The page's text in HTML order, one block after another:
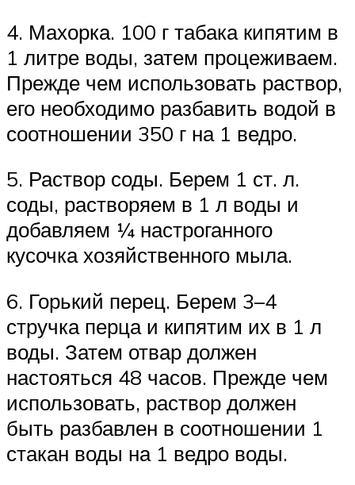
4. Махорка. 100 г табака кипятим в
1 литре воды, затем процеживаем.
Прежде чем использовать раствор,
его необходимо разбавить водой в
соотношении 350 г на 1 ведро.
5. Раствор соды. Берем 1 ст. л.
соды, растворяем в 1 л воды и
добавляем ¼ настроганного
кусочка хозяйственного мыла.
6. Горький перец. Берем 3–4
стручка перца и кипятим их в 1 л
воды. Затем отвар должен
настояться 48 часов. Прежде чем
использовать, раствор должен
быть разбавлен в соотношении 1
стакан воды на 1 ведро воды.